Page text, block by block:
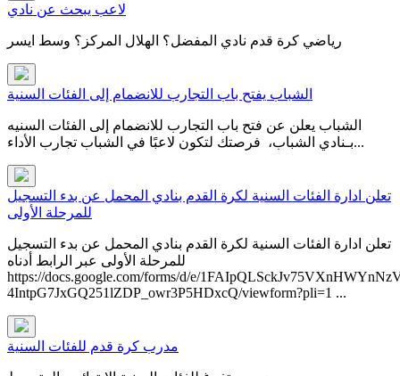
لاعب يبحث عن نادي
رياضي كرة قدم نادي المفضل؟ الهلال المركز؟ وسط ايسر
الشباب يفتح باب التجارب للانضمام إلى الفئات السنية
الشباب يعلن عن فتح باب التجارب للانضمام إلى الفئات السنيه
بـنادي الشباب، فرصتك لتكون لاعبًا في ⁧‫الشباب‬⁩ ‏تجارب الأداء...
تعلن ادارة الفئات السنية لكرة القدم بنادي المحمل عن بدء التسجيل
للمرحلة الأولى
تعلن ادارة الفئات السنية لكرة القدم بنادي المحمل عن بدء التسجيل
للمرحلة الأولى عبر الرابط أدناه​
https://docs.google.com/forms/d/e/
4IntpG7JxGQ251lZDP_owr3P5HDxcQ/viewform?pli=1 ...
مدرب كرة قدم للفئات السنية